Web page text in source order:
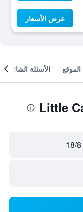
عرض الأسعار
الموقع الأسئلة الشائعة